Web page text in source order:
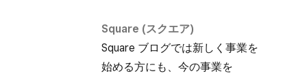
Square (スクエア)
Square ブログでは​新しく​事業を​
始める方にも、​今の​事業を​